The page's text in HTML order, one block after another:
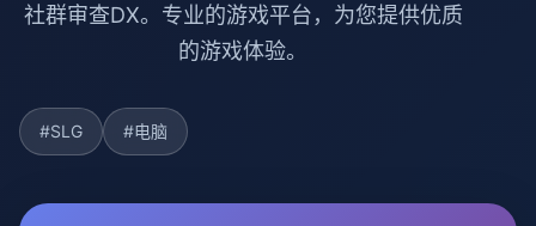
社群审查DX。专业的游戏平台，为您提供优质
的游戏体验。
#SLG #电脑